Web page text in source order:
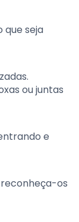
que seja
ou juntas
e
reconheça-os